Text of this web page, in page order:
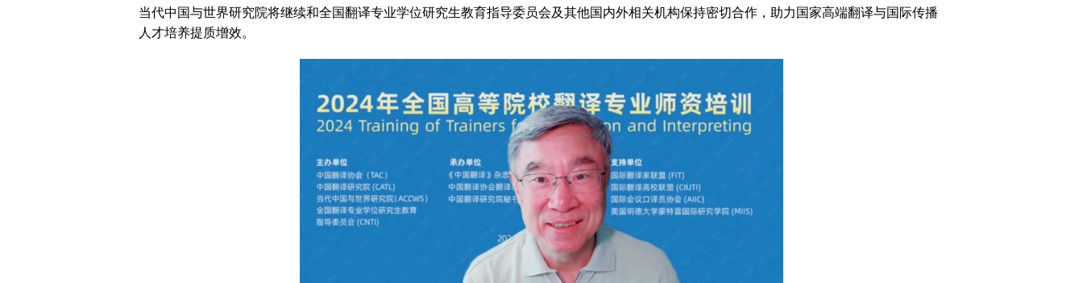
当代中国与世界研究院将继续和全国翻译专业学位研究生教育指导委员会及其他国内外相关机构保持密切合作，助力国家高端翻译与国际传播
人才培养提质增效。